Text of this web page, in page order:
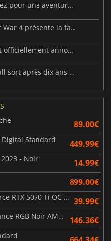
Big Walk est disponible : partez pour une aventure entre amis
Warhammer 40 000 : Dawn of War 4 présente la faction des Nécrons
Le DLC Nioh 3 : Hell Rising est officiellement annoncé
Forsaken Realms : Vahrin's Call sort après dix ans de développement
89.00€
Digital Standard 449.99€
2023 - Noir 14.99€
899.00€
TUF Gaming GeForce RTX 5070 Ti OC White Edition 16GB 39.99€
(2 x 16 Go) Vengeance RGB Noir AMD Expo 6000 MHz - CAS 30 146.36€